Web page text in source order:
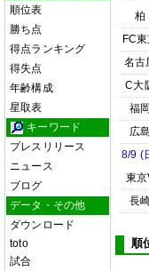
順位表
勝ち点
得点ランキング
得失点
年齢構成
星取表
キーワード
プレスリリース
ニュース
ブログ
データ・その他
ダウンロード
toto
試合
柏
FC
名古
C大
福岡
広島
8/9 (
東京
長
順